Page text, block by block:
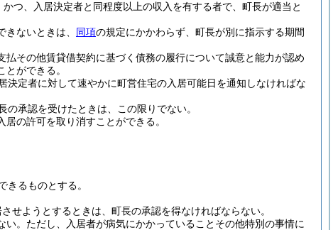
つ、入居決定者と同程度以上の収入を有する者で、町長が適当と
ないときは、 同項の規定にかかわらず、町長が別に指示する期間
その他賃貸借契約に基づく債務の履行について誠意と能力が認め
ができる。
決定者に対して速やかに町営住宅の入居可能日を通知しなければな
の承認を受けたときは、この限りでない。
の許可を取り消すことができる。
きるものとする。
せようとするときは、町長の承認を得なければならない。
。 ただし、入居者が病気にかかっていることその他特別の事情に